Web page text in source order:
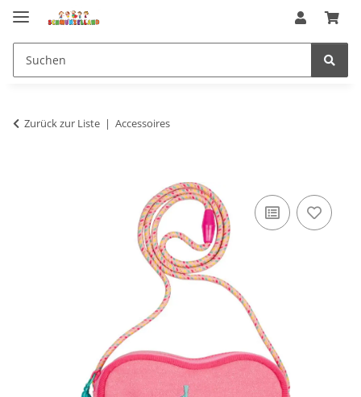
Zurück zur Liste Accessoires